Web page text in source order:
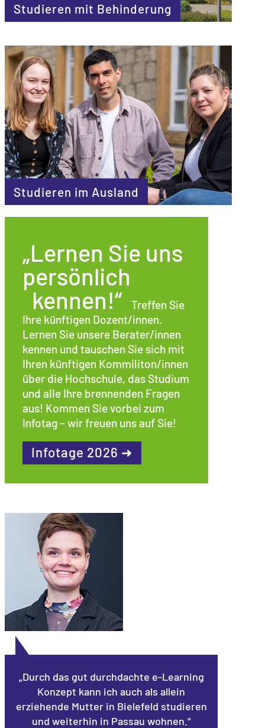
Studieren mit Behinderung
Studieren im Ausland
„Lernen Sie uns
persönlich
kennen!“
Treffen Sie
Ihre künftigen Dozent/innen.
Lernen Sie unsere Berater/innen
kennen und tauschen Sie sich mit
Ihren künftigen Kommiliton/innen
über die Hochschule, das Studium
und alle Ihre brennenden Fragen
aus! Kommen Sie vorbei zum
Infotag – wir freuen uns auf Sie!
Infotage 2026 ➜
„Durch das gut durchdachte e-Learning
Konzept kann ich auch als allein
erziehende Mutter in Bielefeld studieren
und weiterhin in Passau wohnen.“